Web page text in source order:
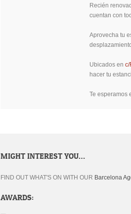
Recién
cuentan con
Aprovecha tu
Ubicados en c/
hacer tu
Te esperamos
MIGHT INTEREST YOU…
FIND OUT WHAT'S ON WITH OUR Barcelona
AWARDS: